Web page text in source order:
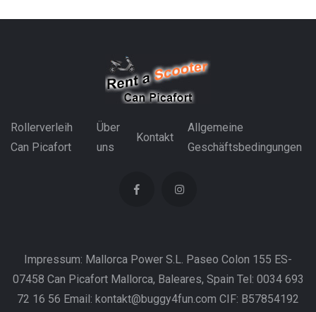
Rollerverleih
Can Picafort
Über
uns
Kontakt
Allgemeine
Geschäftsbedingungen
Impressum: Mallorca Power S.L. Paseo Colon 155 ES-
07458 Can Picafort Mallorca, Baleares, Spain Tel: 0034 693
72 16 56 Email: kontakt@buggy4fun.com CIF: B57854192